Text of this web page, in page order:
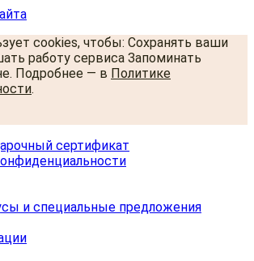
cookies, чтобы: Сохранять ваши
работу сервиса Запоминать
Подробнее — в Политике
.
сертификат
и специальные предложения